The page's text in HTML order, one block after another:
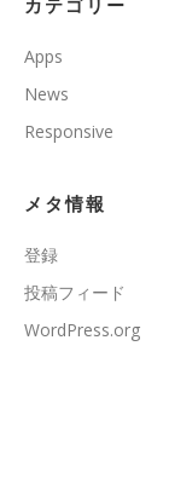
カテゴリー
Apps
News
Responsive
メタ情報
登録
投稿フィード
WordPress.org